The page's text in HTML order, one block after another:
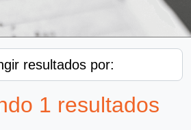
resultados por:
1 resultados